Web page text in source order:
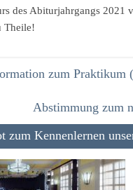
des Abiturjahrgangs 2021
Theile!
zum Praktikum
Abstimmung zum
zum Kennenlernen